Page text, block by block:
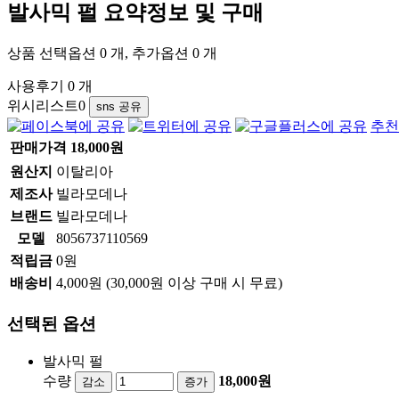
발사믹 펄 요약정보 및 구매
상품 선택옵션 0 개, 추가옵션 0 개
사용후기 0 개
위시리스트0 sns 공유
추
판매가격 18,000원
원산지 이탈리아
제조사 빌라모데나
브랜드 빌라모데나
모델
8056737110569
적립금 0원
배송비 4,000원 (30,000원 이상 구매 시 무료)
선택된 옵션
발사믹 펄
수량
감소 증가 18,000원